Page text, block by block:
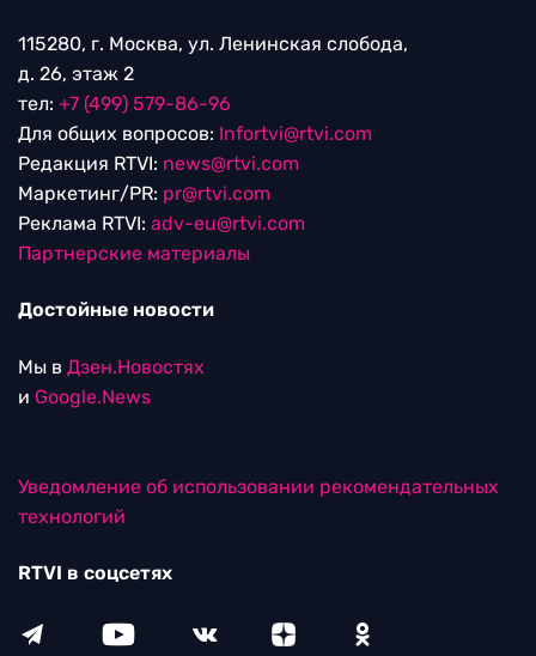
115280, г. Москва, ул. Ленинская слобода,
д. 26, этаж 2
тел: +7 (499) 579-86-96
Для общих вопросов: Infortvi@rtvi.com
Редакция RTVI: news@rtvi.com
Маркетинг/PR: pr@rtvi.com
Реклама RTVI: adv-eu@rtvi.com
Партнерские материалы
Достойные новости
Мы в Дзен.Новостях
и Google.News
Уведомление об использовании рекомендательных
технологий
RTVI в соцсетях